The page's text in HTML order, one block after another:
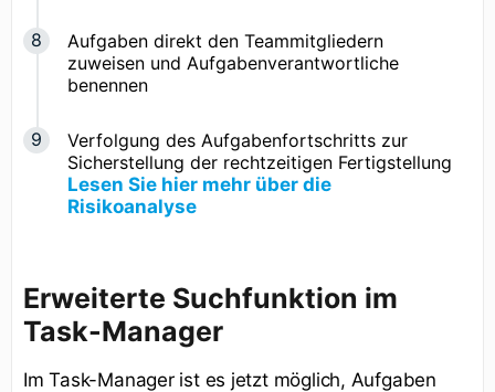
Aufgaben direkt den Teammitgliedern
zuweisen und Aufgabenverantwortliche
benennen
Verfolgung des Aufgabenfortschritts zur
Sicherstellung der rechtzeitigen Fertigstellung
Lesen Sie hier mehr über die
Risikoanalyse
Erweiterte Suchfunktion im
Task-Manager
Im Task-Manager ist es jetzt möglich, Aufgaben